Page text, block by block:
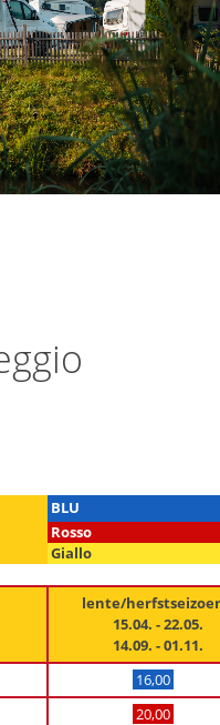
BLU
Rosso
Giallo
lente/
15.04. - 22.05.
14.09. - 01.11.
16,00
20,00